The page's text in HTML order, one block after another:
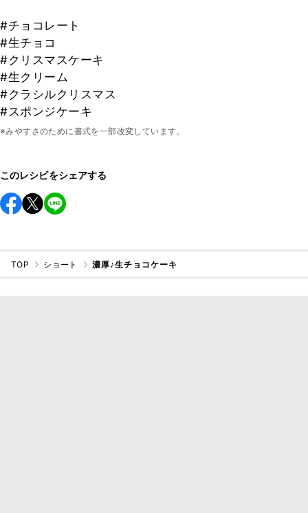
#チョコレート
#生チョコ
#クリスマスケーキ
#生クリーム
#クラシルクリスマス
#スポンジケーキ
※みやすさのために書式を一部改変しています。
このレシピをシェアする
TOP ショート 濃厚♪生チョコケーキ